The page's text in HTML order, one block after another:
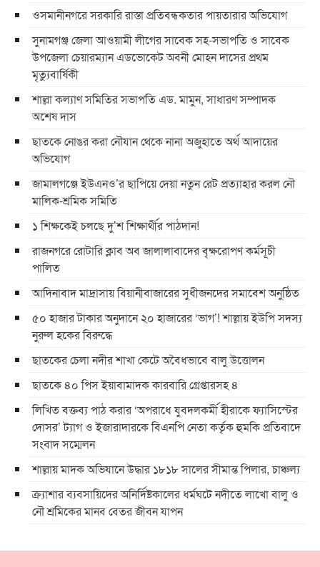
ওসমানীনগরে সরকারি রাস্তা প্রতিবন্ধকতার পায়তারার অভিযোগ
সুনামগঞ্জ জেলা আওয়ামী লীগের সাবেক সহ-সভাপতি ও সাবেক
উপজেলা চেয়ারম্যান এডভোকেট অবনী মোহন দাসের প্রথম
মৃত্যুবার্ষিকী
শাল্লা কল্যাণ সমিতির সভাপতি এড. মামুন, সাধারণ সম্পাদক
অশেষ দাস
ছাতকে নোঙর করা নৌযান থেকে নানা অজুহাতে অর্থ আদায়ের
অভিযোগ
জামালগঞ্জে ইউএনও’র ছাপিয়ে দেয়া নতুন রেট প্রত্যাহার করল নৌ
মালিক-শ্রমিক সমিতি
১ শিক্ষকেই চলছে দু’শ শিক্ষার্থীর পাঠদান!
রাজনগরে রোটারি ক্লাব অব জালালাবাদের বৃক্ষরোপণ কর্মসূচী
পালিত
আদিনাবাদ মাদ্রাসায় বিয়ানীবাজারের সুধীজনদের সমাবেশ অনুষ্ঠিত
৫০ হাজার টাকার অনুদানে ২০ হাজারের ‘ভাগ’! শাল্লায় ইউপি সদস্য
নুরুল হকের বিরুদ্ধে
ছাতকের চেলা নদীর শাখা কেটে অবৈধভাবে বালু উত্তোলন
ছাতকে ৪০ পিস ইয়াবামাদক কারবারি গ্রেপ্তারসহ ৪
লিখিত বক্তব্য পাঠ করার ‘অপরাধে যুবদলকর্মী হীরাকে ফ্যাসিস্টের
দোসর’ ট্যাগ ও ইজারাদারকে বিএনপি নেতা কর্তৃক হুমকি প্রতিবাদে
সংবাদ সম্মেলন
শাল্লায় মাদক অভিযানে উদ্ধার ১৮১৮ সালের সীমান্ত পিলার, চাঞ্চল্য
ক্র্যাশার ব্যবসায়িদের অনির্দিষ্টকালের ধর্মঘটে নদীতে লাখো বালু ও
নৌ শ্রমিকের মানব বেতর জীবন যাপন